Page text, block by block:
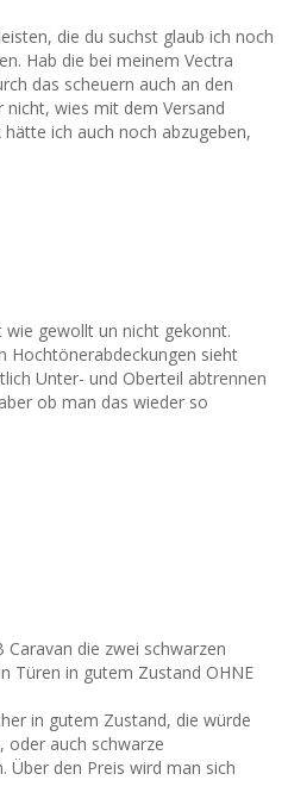
die du suchst glaub ich noch
Hab die bei meinem Vectra
das scheuern auch an den
wies mit dem Versand
ich auch noch abzugeben,
gewollt un nicht gekonnt.
Hochtönerabdeckungen sieht
Unter- und Oberteil abtrennen
ob man das wieder so
die zwei schwarzen
Türen in gutem Zustand OHNE
in gutem Zustand, die würde
oder auch schwarze
Über den Preis wird man sich